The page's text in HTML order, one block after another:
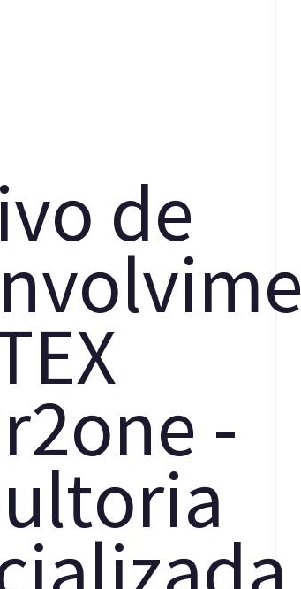
ivo de
nvolvime
EX
r2one -
ultoria